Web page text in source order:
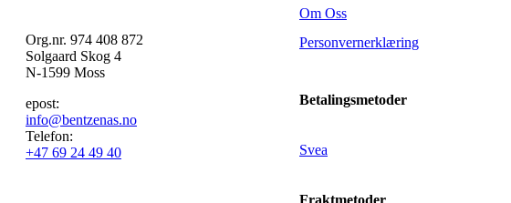
Org.nr. 974 408 872
Solgaard Skog 4
N-1599 Moss
epost:
info@bentzenas.no
Telefon:
+47 69 24 49 40
Om Oss
Personvernerklæring
Betalingsmetoder
Svea